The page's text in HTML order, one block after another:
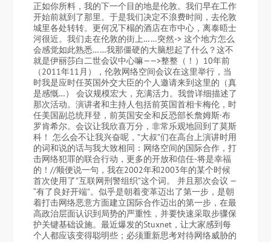
正如你所料，我的下一个目的地是伦敦。我们早在工作
开始前就到了那里。于是我们决定不浪费时间，去伦敦
城里各处转转。更何况下榻的酒店在市中心，离泰晤士
河很近。我们走在伦敦的街上……突然-> 这个地方怎么
会感觉如此熟悉……我那僵硬的大脑想起了什么？这不
就是伊丽莎白二世会议中心嘛——>整整（！）10年前
（2011年11月），伦敦网络空间会议在这里举行，当
时我是应时任英国外交大臣的个人邀请来到这里的（真
是感慨…） 会议规模宏大，充满活力。我曾详细描述了
那次活动。演讲者和主持人包括前英国首相卡梅伦，时
任美国副总统拜登，前英国安全和反恐部长詹姆斯·布
罗肯希尔。会议让我欣喜万分，非常乐观地回到了莫斯
科！ 怎么会不让我兴奋呢，”大叔”们在高台上演讲时用
的词和说的话与我大致相同：网络空间的国际合作，打
击网络犯罪的联合行动，更多的开放和信任-将是幸福
的！//顺便说一句，我在2002年和2003年的某个时候
首次使用了”互联网刑警组织”这个词。 并且那次会议 —
“有了良好开端”。似乎是朝着变革迈出了第一步，是朝
着打击网络恶意方面建立国际合作迈出的第一步，在最
高政治层面认识到局势的严重性，并要快速采取步骤保
护关键基础设施。最近爆发的Stuxnet，让大家感到每
个人都应该变得聪明些；必须重新思考对待网络威胁的